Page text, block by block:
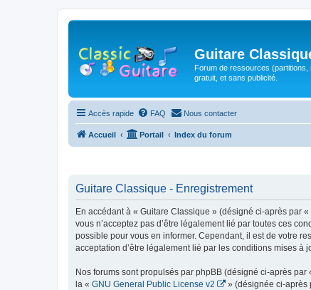
Guitare
Forum de ressources
gratuit, et sans publicité.
Accès rapide FAQ Nous contacter
Accueil Portail Index du forum
Guitare Classique - Enregistrement
En accédant à « Guitare Classique » (désigné ci-après par
vous n’acceptez pas d’être légalement lié par toutes ces
possible pour vous en informer. Cependant, il est de votre
acceptation d’être légalement lié par les conditions mises à
Nos forums sont propulsés par phpBB (désigné ci-après
la « GNU General Public License v2 » (désignée ci-après